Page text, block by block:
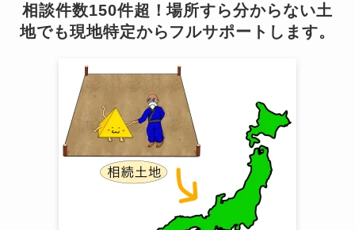
相談件数150件超！場所すら分からない土
地でも現地特定からフルサポートします。